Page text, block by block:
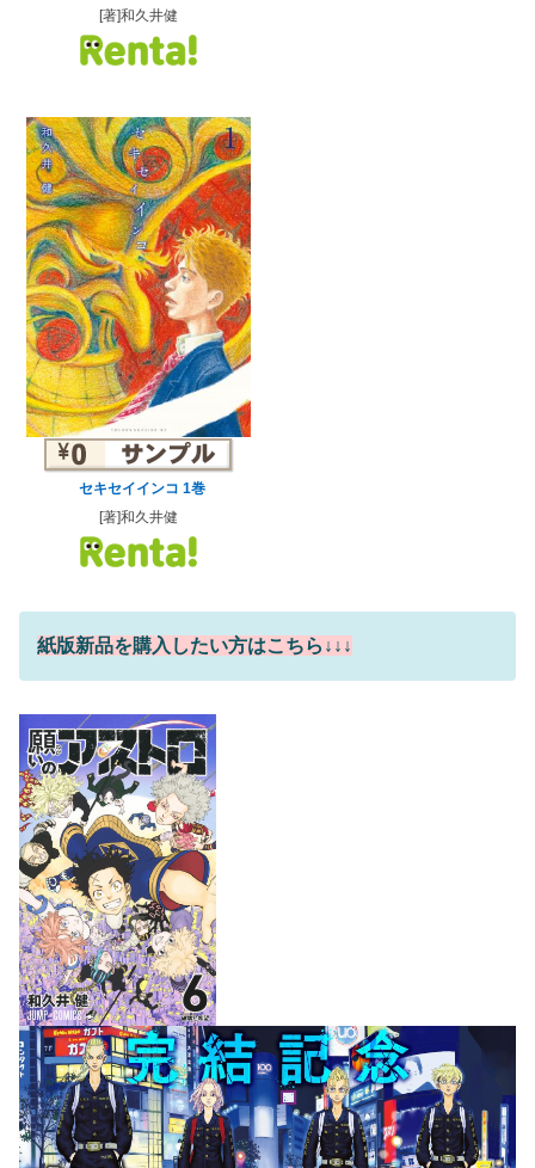
[著]和久井健
セキセイインコ 1巻
[著]和久井健
紙版新品を購入したい方はこちら↓↓↓